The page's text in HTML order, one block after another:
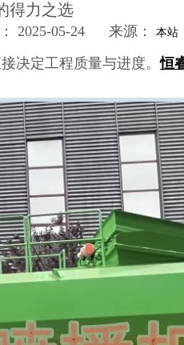
得力之选
2025-05-24 来源： 本站
决定工程质量与进度。恒